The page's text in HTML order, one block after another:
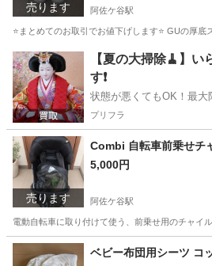
売ります 阿佐ケ谷駅
⭐️まとめてのお取引でお値下げします⭐️ GUの厚
東京 杉並区 阿佐ケ谷駅 靴 阿佐
【夏の大掃除🧹】い
す❗️
状態が悪くてもOK！最大
プリフラ
売ります
Combi 自転車前乗せチ
5,000円
阿佐ケ谷駅
電動自転車に取り付けて使う、前乗せ用のチャイ
東京 杉並区 阿佐ケ谷駅
ベビー布団用シーツ コ